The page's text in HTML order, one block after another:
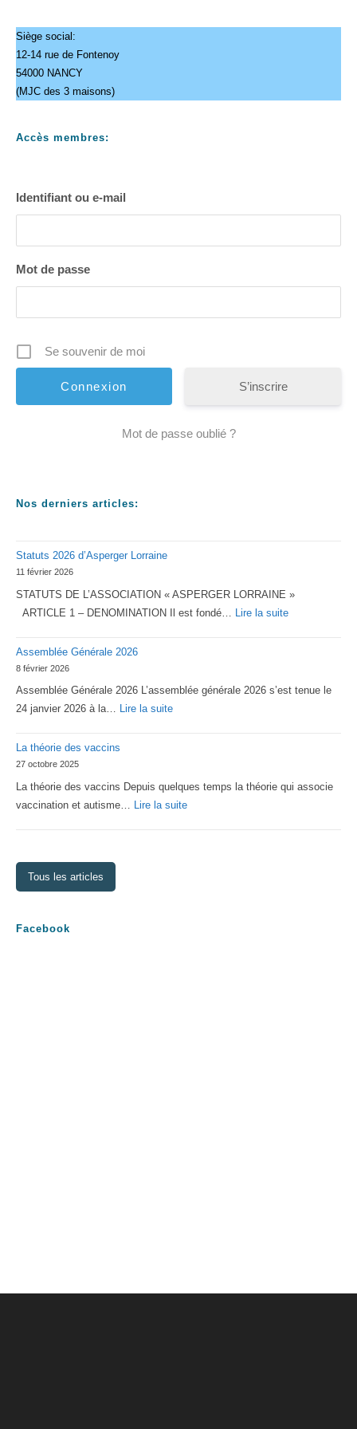
Siège social:
12-14 rue de Fontenoy
54000 NANCY
(MJC des 3 maisons)
Accès membres:
Identifiant ou e-mail
Mot de passe
Se souvenir de moi
S’inscrire
Mot de passe oublié ?
Nos derniers articles:
Statuts 2026 d’Asperger Lorraine
11 février 2026
STATUTS DE L’ASSOCIATION « ASPERGER LORRAINE »
ARTICLE 1 – DENOMINATION Il est fondé… Lire la suite:
Lorraine
Assemblée Générale 2026
8 février 2026
Assemblée Générale 2026 L’assemblée générale 2026 s’est tenue le
24 janvier 2026 à la… Lire la suite:
La théorie des vaccins
27 octobre 2025
La théorie des vaccins Depuis quelques temps la théorie qui associe
vaccination et autisme… Lire la suite:
Tous les articles
Facebook